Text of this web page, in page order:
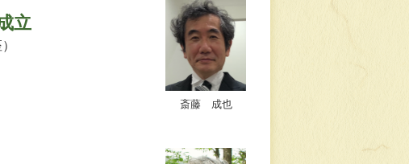
立
斎藤 成也